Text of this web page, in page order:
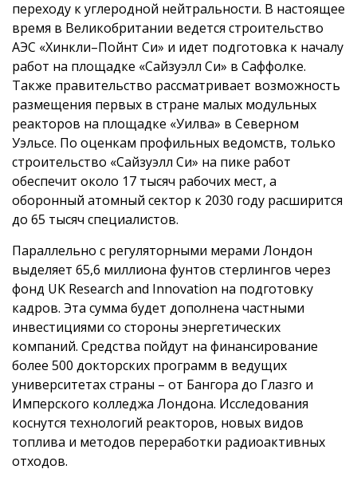
переходу к углеродной нейтральности. В настоящее
время в Великобритании ведется строительство
АЭС «Хинкли–Пойнт Си» и идет подготовка к началу
работ на площадке «Сайзуэлл Си» в Саффолке.
Также правительство рассматривает возможность
размещения первых в стране малых модульных
реакторов на площадке «Уилва» в Северном
Уэльсе. По оценкам профильных ведомств, только
строительство «Сайзуэлл Си» на пике работ
обеспечит около 17 тысяч рабочих мест, а
оборонный атомный сектор к 2030 году расширится
до 65 тысяч специалистов.
Параллельно с регуляторными мерами Лондон
выделяет 65,6 миллиона фунтов стерлингов через
фонд UK Research and Innovation на подготовку
кадров. Эта сумма будет дополнена частными
инвестициями со стороны энергетических
компаний. Средства пойдут на финансирование
более 500 докторских программ в ведущих
университетах страны – от Бангора до Глазго и
Имперского колледжа Лондона. Исследования
коснутся технологий реакторов, новых видов
топлива и методов переработки радиоактивных
отходов.